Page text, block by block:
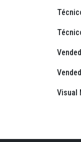
Visual